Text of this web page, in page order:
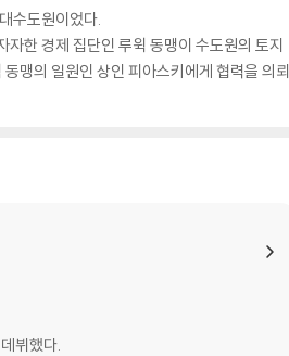
수도원이었다.
한 경제 집단인 루윅 동맹이 수도원의 토지
맹의 일원인 상인 피아스키에게 협력을 의뢰
뷔했다.